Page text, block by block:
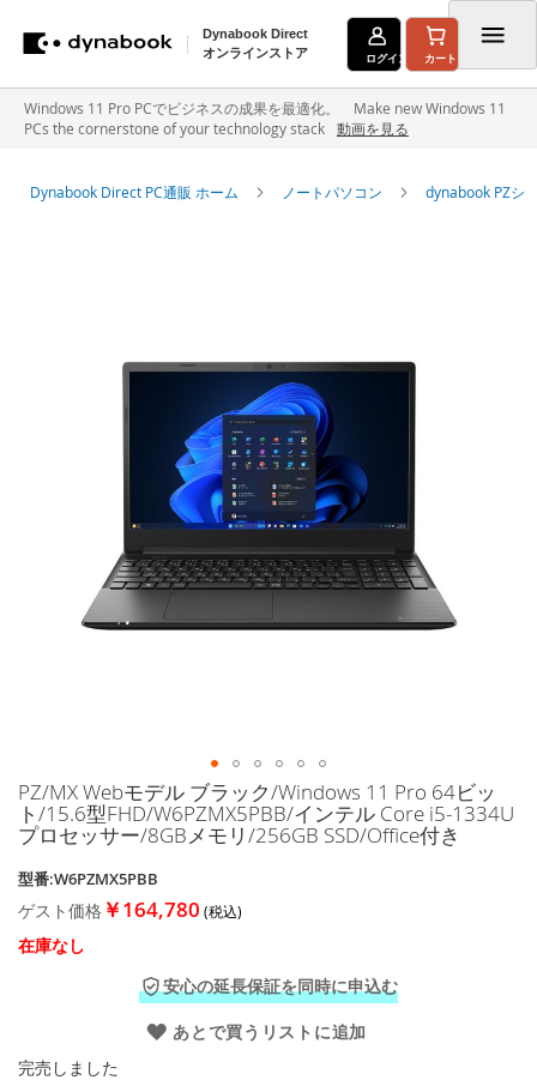
Dynabook Direct
オンラインストア
ログイン カート
Windows 11 Pro PCでビジネスの成果を最適化。 Make new Windows 11
PCs the cornerstone of your technology stack
動画を見る
Dynabook Direct PC通販 ホーム ノートパソコン dynabook PZシ
イ
メ
ー
ギ
ャ
ラ
リ
初
に
PZ/MX Webモデル ブラック/Windows 11 Pro 64ビッ
ト/15.6型FHD/W6PZMX5PBB/インテル Core i5-1334U
プロセッサー/8GBメモリ/256GB SSD/Office付き
型番:W6PZMX5PBB
ゲスト価格 ￥164,780
在庫なし
安心の延長保証を同時に申込む
あとで買うリストに追加
完売しました